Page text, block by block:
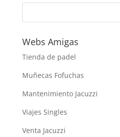
Webs Amigas
Tienda de padel
Muñecas Fofuchas
Mantenimiento Jacuzzi
Viajes Singles
Venta Jacuzzi